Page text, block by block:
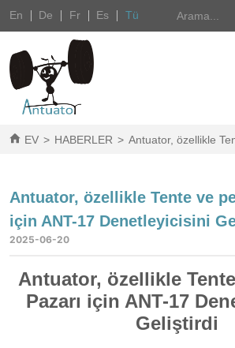
En De Fr Es Tü
EV > HABERLER > Antuator, özellikle
Antuator, özellikle Tente ve
için ANT-17 Denetleyicisini
2025-06-20
Antuator, özellikle
Pazarı için ANT-17
Geliştirdi